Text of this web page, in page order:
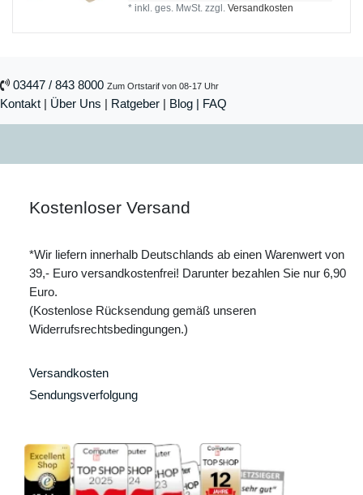
*inkl. ges. MwSt. zzgl.Versandkosten
03447 / 843 8000 Zum Ortstarif von 08-17 Uhr
Kontakt | Über Uns | Ratgeber | Blog | FAQ
Kostenloser Versand
*Wir liefern innerhalb Deutschlands ab einen Warenwert von
39,- Euro versandkostenfrei! Darunter bezahlen Sie nur 6,90
Euro.
(Kostenlose Rücksendung gemäß unseren
Widerrufsrechtsbedingungen.)
Versandkosten
Sendungsverfolgung